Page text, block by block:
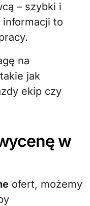
– szybki i
informacji to
na
jak
ekip czy
w
ofert, możemy